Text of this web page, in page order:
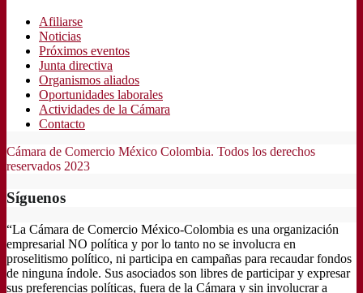
Afiliarse
Noticias
Próximos eventos
Junta directiva
Organismos aliados
Oportunidades laborales
Actividades de la Cámara
Contacto
Cámara de Comercio México Colombia. Todos los derechos
reservados 2023
Síguenos
“La Cámara de Comercio México-Colombia es una organización
empresarial NO política y por lo tanto no se involucra en
proselitismo político, ni participa en campañas para recaudar fondos
de ninguna índole. Sus asociados son libres de participar y expresar
sus preferencias políticas, fuera de la Cámara y sin involucrar a